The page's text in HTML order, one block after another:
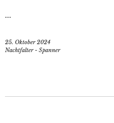
…
25. Oktober 2024
Nachtfalter - Spanner